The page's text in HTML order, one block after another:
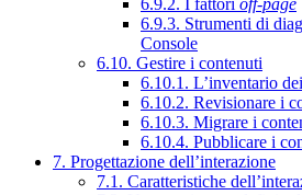
6.9.2. I fattori off-page
6.9.3. Strumenti di
Console
6.10. Gestire i contenuti
6.10.1. L’inventario
6.10.2. Revisionare i
6.10.3. Migrare i
6.10.4. Pubblicare i
7. Progettazione dell’interazione
7.1. Caratteristiche